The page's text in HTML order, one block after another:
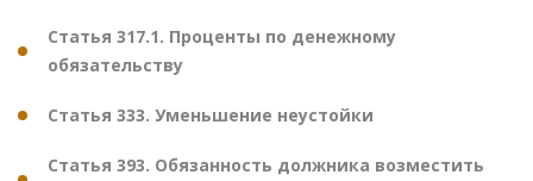
Статья 317.1. Проценты по денежному
обязательству
Статья 333. Уменьшение неустойки
Статья 393. Обязанность должника возместить